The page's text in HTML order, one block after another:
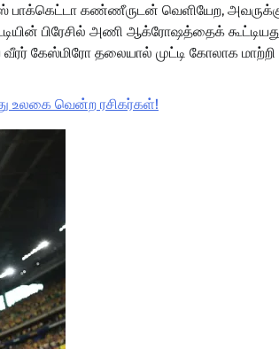
பாக்கெட்டா கண்ணீருடன் வெளியேற,
பிரேசில் அணி ஆக்ரோஷத்தைக்
கேஸ்மிரோ தலையால் முட்டி கோலாக மாற்றி
உலகை வென்ற ரசிகர்கள்!